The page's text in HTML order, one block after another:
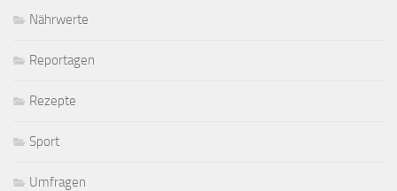
Nährwerte
Reportagen
Rezepte
Sport
Umfragen